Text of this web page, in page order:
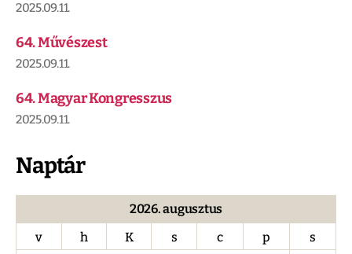
2025.09.11.
64. Művészest
2025.09.11.
64. Magyar Kongresszus
2025.09.11.
Naptár
2026. augusztus
v
h K s c p
s